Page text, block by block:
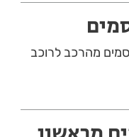
סמים מהרכב לרוכב